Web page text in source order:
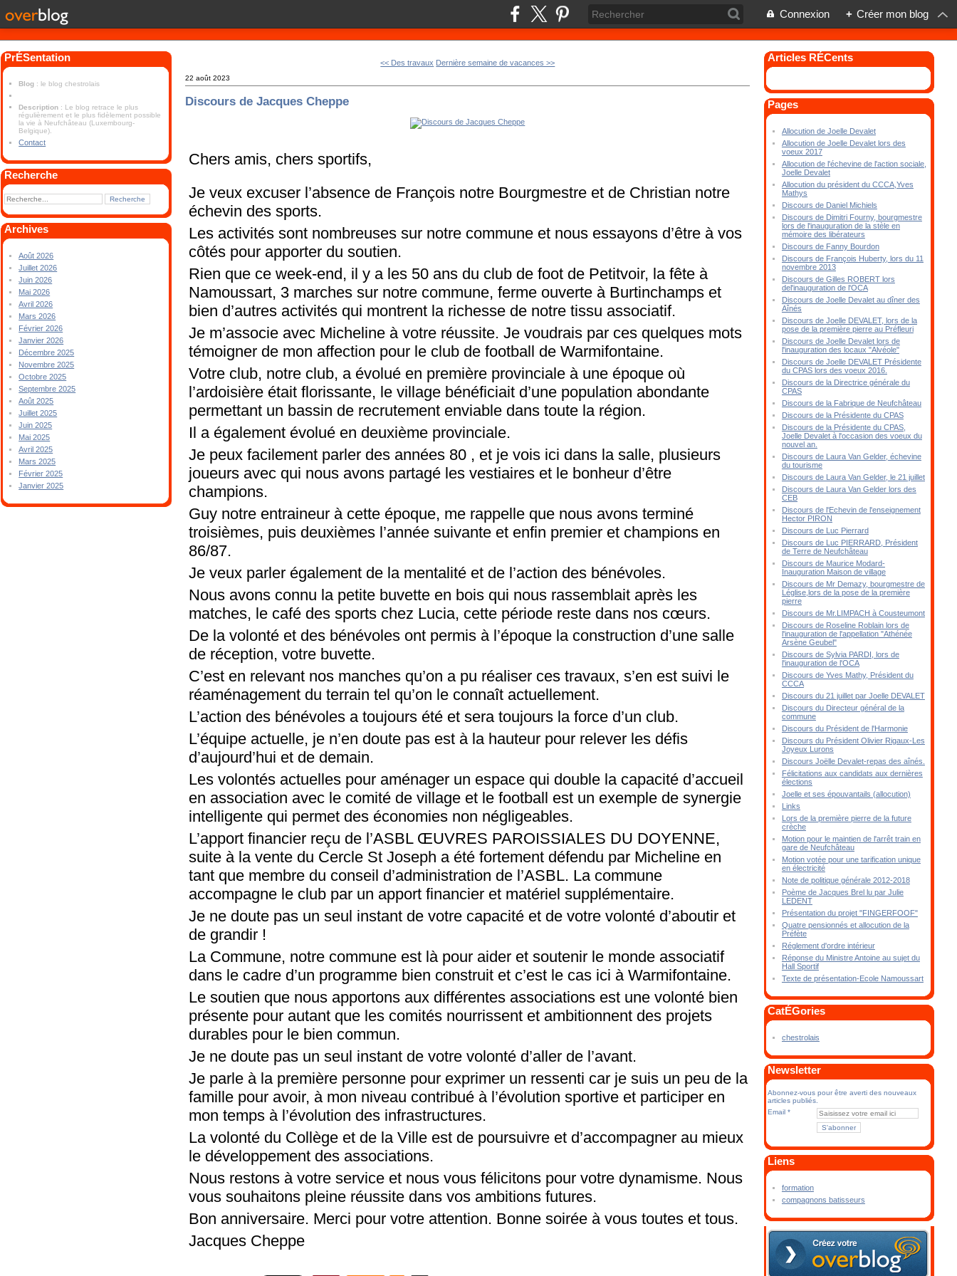
Connexion + Créer mon blog
PrÉSentation
Blog : le blog chestrolais
Description : Le blog retrace le plus
régulièrement et le plus fidèlement possible
la vie à Neufchâteau (Luxembourg-
Belgique).
Contact
Recherche
Archives
Août 2026
Juillet 2026
Juin 2026
Mai 2026
Avril 2026
Mars 2026
Février 2026
Janvier 2026
Décembre 2025
Novembre 2025
Octobre 2025
Septembre 2025
Août 2025
Juillet 2025
Juin 2025
Mai 2025
Avril 2025
Mars 2025
Février 2025
Janvier 2025
<< Des travaux Dernière semaine de vacances >>
22 août 2023
Discours de Jacques Cheppe
Chers amis, chers sportifs,
Je veux excuser l’absence de François notre Bourgmestre et de Christian notre
échevin des sports.
Les activités sont nombreuses sur notre commune et nous essayons d’être à vos
côtés pour apporter du soutien.
Rien que ce week-end, il y a les 50 ans du club de foot de Petitvoir, la fête à
Namoussart, 3 marches sur notre commune, ferme ouverte à Burtinchamps et
bien d’autres activités qui montrent la richesse de notre tissu associatif.
Je m’associe avec Micheline à votre réussite. Je voudrais par ces quelques mots
témoigner de mon affection pour le club de football de Warmifontaine.
Votre club, notre club, a évolué en première provinciale à une époque où
l’ardoisière était florissante, le village bénéficiait d’une population abondante
permettant un bassin de recrutement enviable dans toute la région.
Il a également évolué en deuxième provinciale.
Je peux facilement parler des années 80 , et je vois ici dans la salle, plusieurs
joueurs avec qui nous avons partagé les vestiaires et le bonheur d’être
champions.
Guy notre entraineur à cette époque, me rappelle que nous avons terminé
troisièmes, puis deuxièmes l’année suivante et enfin premier et champions en
86/87.
Je veux parler également de la mentalité et de l’action des bénévoles.
Nous avons connu la petite buvette en bois qui nous rassemblait après les
matches, le café des sports chez Lucia, cette période reste dans nos cœurs.
De la volonté et des bénévoles ont permis à l’époque la construction d’une salle
de réception, votre buvette.
C’est en relevant nos manches qu’on a pu réaliser ces travaux, s’en est suivi le
réaménagement du terrain tel qu’on le connaît actuellement.
L’action des bénévoles a toujours été et sera toujours la force d’un club.
L’équipe actuelle, je n’en doute pas est à la hauteur pour relever les défis
d’aujourd’hui et de demain.
Les volontés actuelles pour aménager un espace qui double la capacité d’accueil
en association avec le comité de village et le football est un exemple de synergie
intelligente qui permet des économies non négligeables.
L’apport financier reçu de l’ASBL ŒUVRES PAROISSIALES DU DOYENNE,
suite à la vente du Cercle St Joseph a été fortement défendu par Micheline en
tant que membre du conseil d’administration de l’ASBL. La commune
accompagne le club par un apport financier et matériel supplémentaire.
Je ne doute pas un seul instant de votre capacité et de votre volonté d’aboutir et
de grandir !
La Commune, notre commune est là pour aider et soutenir le monde associatif
dans le cadre d’un programme bien construit et c’est le cas ici à Warmifontaine.
Le soutien que nous apportons aux différentes associations est une volonté bien
présente pour autant que les comités nourrissent et ambitionnent des projets
durables pour le bien commun.
Je ne doute pas un seul instant de votre volonté d’aller de l’avant.
Je parle à la première personne pour exprimer un ressenti car je suis un peu de la
famille pour avoir, à mon niveau contribué à l’évolution sportive et participer en
mon temps à l’évolution des infrastructures.
La volonté du Collège et de la Ville est de poursuivre et d’accompagner au mieux
le développement des associations.
Nous restons à votre service et nous vous félicitons pour votre dynamisme. Nous
vous souhaitons pleine réussite dans vos ambitions futures.
Bon anniversaire. Merci pour votre attention. Bonne soirée à vous toutes et tous.
Jacques Cheppe
Articles RÉCents
Pages
Allocution de Joelle Devalet
Allocution de Joelle Devalet lors des
voeux 2017
Allocution de l'échevine de l'action sociale,
Joelle Devalet
Allocution du président du CCCA,Yves
Mathys
Discours de Daniel Michiels
Discours de Dimitri Fourny, bourgmestre
lors de l'inauguration de la stèle en
mémoire des libérateurs
Discours de Fanny Bourdon
Discours de François Huberty, lors du 11
novembre 2013
Discours de Gilles ROBERT lors
del'inauguration de l'OCA
Discours de Joelle Devalet au dîner des
Aînés
Discours de Joelle DEVALET, lors de la
pose de la première pierre au Préfleuri
Discours de Joelle Devalet lors de
l'inauguration des locaux "Alvéole"
Discours de Joelle DEVALET Présidente
du CPAS lors des voeux 2016.
Discours de la Directrice générale du
CPAS
Discours de la Fabrique de Neufchâteau
Discours de la Présidente du CPAS
Discours de la Présidente du CPAS,
Joelle Devalet à l'occasion des voeux du
nouvel an.
Discours de Laura Van Gelder, échevine
du tourisme
Discours de Laura Van Gelder, le 21 juillet
Discours de Laura Van Gelder lors des
CEB
Discours de l'Echevin de l'enseignement
Hector PIRON
Discours de Luc Pierrard
Discours de Luc PIERRARD, Président
de Terre de Neufchâteau
Discours de Maurice Modard-
Inauguration Maison de village
Discours de Mr Demazy, bourgmestre de
Léglise,lors de la pose de la première
pierre
Discours de Mr.LIMPACH à Cousteumont
Discours de Roseline Roblain lors de
l'inauguration de l'appellation "Athénée
Arsène Geubel"
Discours de Sylvia PARDI, lors de
l'inauguration de l'OCA
Discours de Yves Mathy, Président du
CCCA
Discours du 21 juillet par Joelle DEVALET
Discours du Directeur général de la
commune
Discours du Président de l'Harmonie
Discours du Président Olivier Rigaux-Les
Joyeux Lurons
Discours Joëlle Devalet-repas des aînés.
Félicitations aux candidats aux dernières
élections
Joelle et ses épouvantails (allocution)
Links
Lors de la première pierre de la future
crèche
Motion pour le maintien de l'arrêt train en
gare de Neufchâteau
Motion votée pour une tarification unique
en électricité
Note de politique générale 2012-2018
Poème de Jacques Brel lu par Julie
LEDENT
Présentation du projet "FINGERFOOF"
Quatre pensionnés et allocution de la
Préfète
Réglement d'ordre intérieur
Réponse du Ministre Antoine au sujet du
Hall Sportif
Texte de présentation-Ecole Namoussart
CatÉGories
chestrolais
Newsletter
Abonnez-vous pour être averti des nouveaux
articles publiés.
Email
Liens
formation
compagnons batisseurs